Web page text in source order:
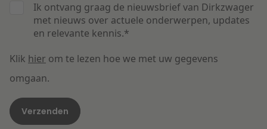
Ik ontvang graag de nieuwsbrief van Dirkzwager
met nieuws over actuele onderwerpen, updates
en relevante kennis.*
Klik hier om te lezen hoe we met uw gegevens
omgaan.